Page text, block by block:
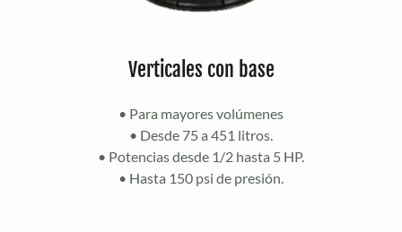
Verticales con base
• Para mayores volúmenes
• Desde 75 a 451 litros.
• Potencias desde 1/2 hasta 5 HP.
• Hasta 150 psi de presión.